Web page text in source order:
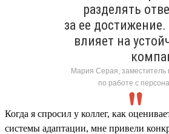
разделять
за ее
влияет на
Мария Серая, заместитель
по работе с
Когда я спросил у коллег, как
системы адаптации, мне привели